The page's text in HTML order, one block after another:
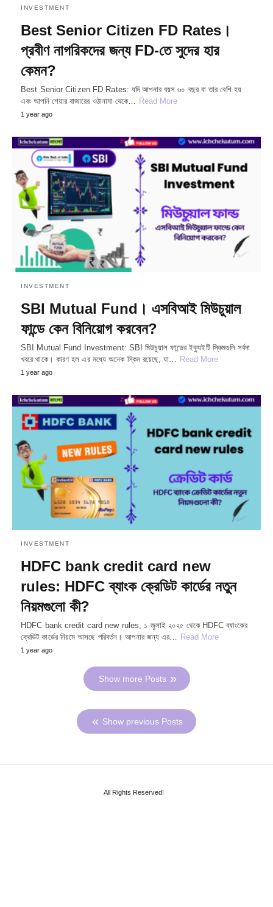
INVESTMENT
Best Senior Citizen FD Rates।
প্রবীণ নাগরিকদের জন্য FD-তে সুদের হার
কেমন?
Best Senior Citizen FD Rates: যদি আপনার বয়স ৬০ বছর বা তার বেশি হয়
এবং আপনি শেয়ার বাজারের ওঠানামা থেকে…
Read More
1 year ago
INVESTMENT
SBI Mutual Fund। এসবিআই মিউচুয়াল
ফান্ডে কেন বিনিয়োগ করবেন?
SBI Mutual Fund Investment: SBI মিউচুয়াল ফান্ডের ইক্যুইটি স্কিমগুলি সর্বদা
খবরে থাকে। কারণ হল এর মধ্যে অনেক স্কিম রয়েছে, যা… Read More
1 year ago
INVESTMENT
HDFC bank credit card new
rules: HDFC ব্যাংক ক্রেডিট কার্ডের নতুন
নিয়মগুলো কী?
HDFC bank credit card new rules, ১ জুলাই ২০২৫ থেকে HDFC ব্যাংকের
ক্রেডিট কার্ডের নিয়মে আসছে পরিবর্তন। আপনার জন্য এর… Read More
1 year ago
Show more Posts
Show previous Posts
All Rights Reserved!